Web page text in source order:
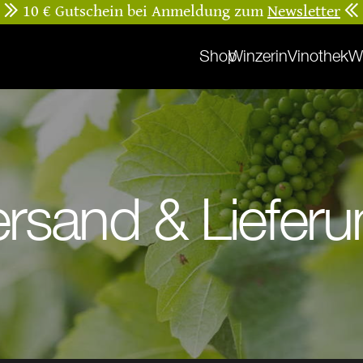
Besuchen Sie uns zurWeinprobe
ShopWinzerinVinothek
&